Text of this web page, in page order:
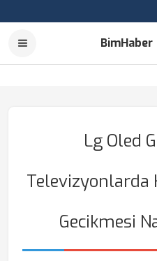
BimHaber
Lg Oled
Televizyonlarda
Gecikmesi